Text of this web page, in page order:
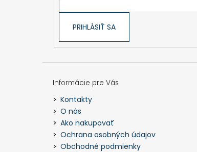
PRIHLÁSIŤ SA
Informácie pre Vás
Kontakty
O nás
Ako nakupovať
Ochrana osobných údajov
Obchodné podmienky